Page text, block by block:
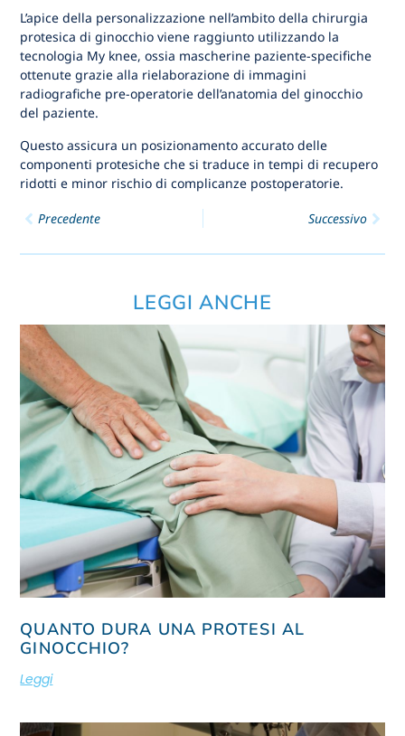
L’apice della personalizzazione nell’ambito della chirurgia
protesica di ginocchio viene raggiunto utilizzando la
tecnologia My knee, ossia mascherine paziente-specifiche
ottenute grazie alla rielaborazione di immagini
radiografiche pre-operatorie dell’anatomia del ginocchio
del paziente.
Questo assicura un posizionamento accurato delle
componenti protesiche che si traduce in tempi di recupero
ridotti e minor rischio di complicanze postoperatorie.
Precedente Successivo
LEGGI ANCHE
QUANTO DURA UNA PROTESI AL
GINOCCHIO?
Leggi